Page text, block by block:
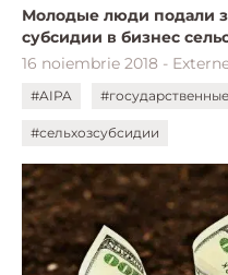
Молодые люди подали
субсидии в бизнес
16 noiembrie 2018 -
#AIPA
#сельхозсубсидии